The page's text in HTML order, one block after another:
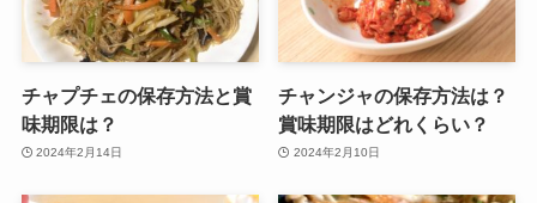
チャプチェの保存方法と賞
味期限は？
2024年2月14日
チャンジャの保存方法は？
賞味期限はどれくらい？
2024年2月10日